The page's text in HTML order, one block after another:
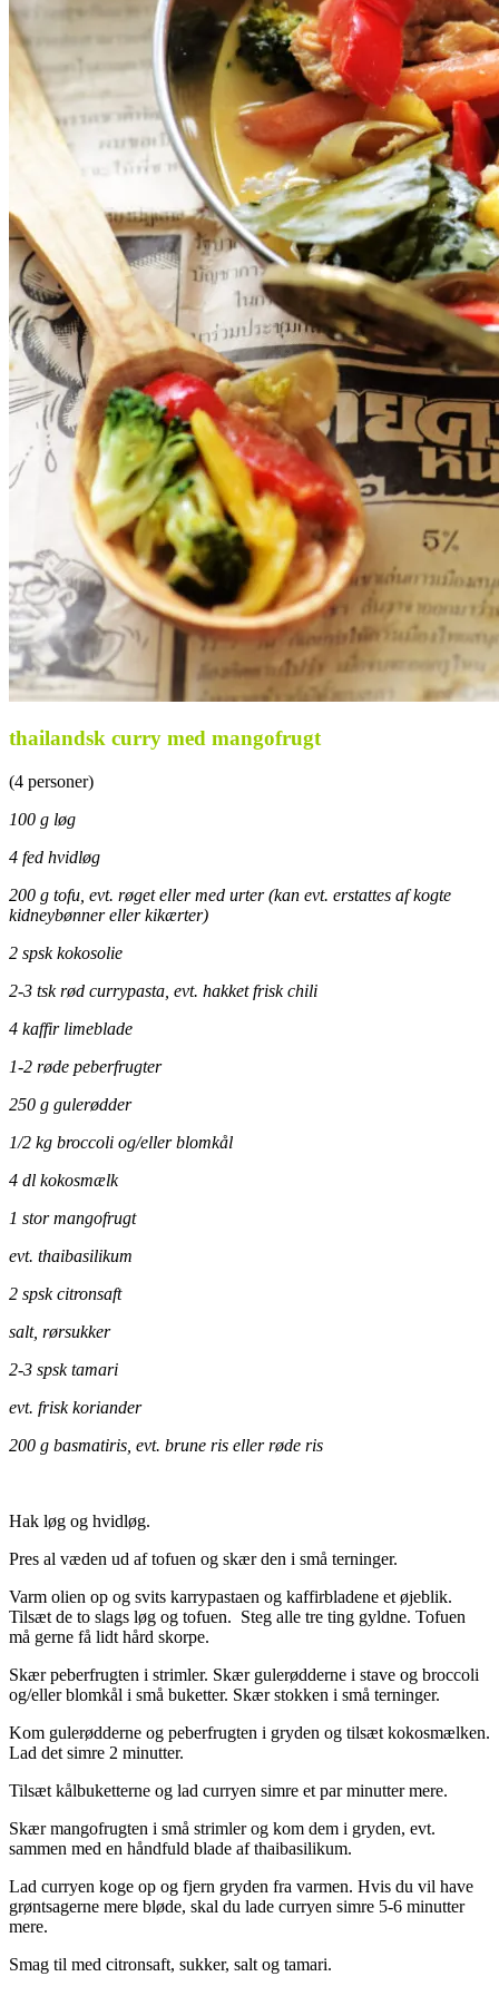
thailandsk curry med mangofrugt
(4 personer)
100 g løg
4 fed hvidløg
200 g tofu, evt. røget eller med urter (kan evt. erstattes af kogte
kidneybønner eller kikærter)
2 spsk kokosolie
2-3 tsk rød currypasta, evt. hakket frisk chili
4 kaffir limeblade
1-2 røde peberfrugter
250 g gulerødder
1/2 kg broccoli og/eller blomkål
4 dl kokosmælk
1 stor mangofrugt
evt. thaibasilikum
2 spsk citronsaft
salt, rørsukker
2-3 spsk tamari
evt. frisk koriander
200 g basmatiris, evt. brune ris eller røde ris
Hak løg og hvidløg.
Pres al væden ud af tofuen og skær den i små terninger.
Varm olien op og svits karrypastaen og kaffirbladene et øjeblik.
Tilsæt de to slags løg og tofuen. Steg alle tre ting gyldne. Tofuen
må gerne få lidt hård skorpe.
Skær peberfrugten i strimler. Skær gulerødderne i stave og broccoli
og/eller blomkål i små buketter. Skær stokken i små terninger.
Kom gulerødderne og peberfrugten i gryden og tilsæt kokosmælken.
Lad det simre 2 minutter.
Tilsæt kålbuketterne og lad curryen simre et par minutter mere.
Skær mangofrugten i små strimler og kom dem i gryden, evt.
sammen med en håndfuld blade af thaibasilikum.
Lad curryen koge op og fjern gryden fra varmen. Hvis du vil have
grøntsagerne mere bløde, skal du lade curryen simre 5-6 minutter
mere.
Smag til med citronsaft, sukker, salt og tamari.